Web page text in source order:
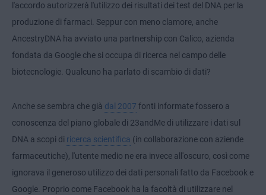
l'accordo autorizzerà l'utilizzo dei risultati dei test del DNA per la
produzione di farmaci. Seppur con meno clamore, anche
AncestryDNA ha avviato una partnership con Calico, azienda
fondata da Google che si occupa di ricerca nel campo delle
biotecnologie. Qualcuno ha parlato di scambio di dati?
Anche se sembra che già dal 2007 fonti informate fossero a
conoscenza del piano globale di 23andMe di utilizzare i dati sul
DNA a scopi di ricerca scientifica (in collaborazione con aziende
farmaceutiche), l'utente medio ne era invece all'oscuro, così come
ignorava il generoso utilizzo dei dati personali fatto da Facebook e
Google. Proprio come Facebook ha la facoltà di utilizzare nel